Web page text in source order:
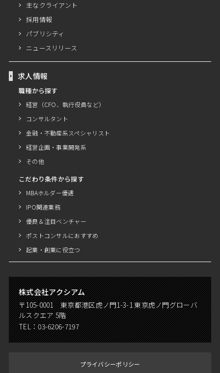
主なクライアント
採用情報
パブリシティ
ニュースリリース
求人情報
職種から探す
経営（CFO、執行役員など）
コンサルタント
金融・不動産系スペシャリスト
経営企画・事業開発系
その他
こだわり条件から探す
MBAホルダー優遇
IPO関連業務
優良＆注目ベンチャー
ポストコンサルにおすすめ
起業・創業に役立つ
株式会社アクシアム
〒105-0001 東京都港区虎ノ門1-3-1 東京虎ノ門グローバ
ルスクエア 5階
TEL：03-6206-7197
プライバシーポリシー